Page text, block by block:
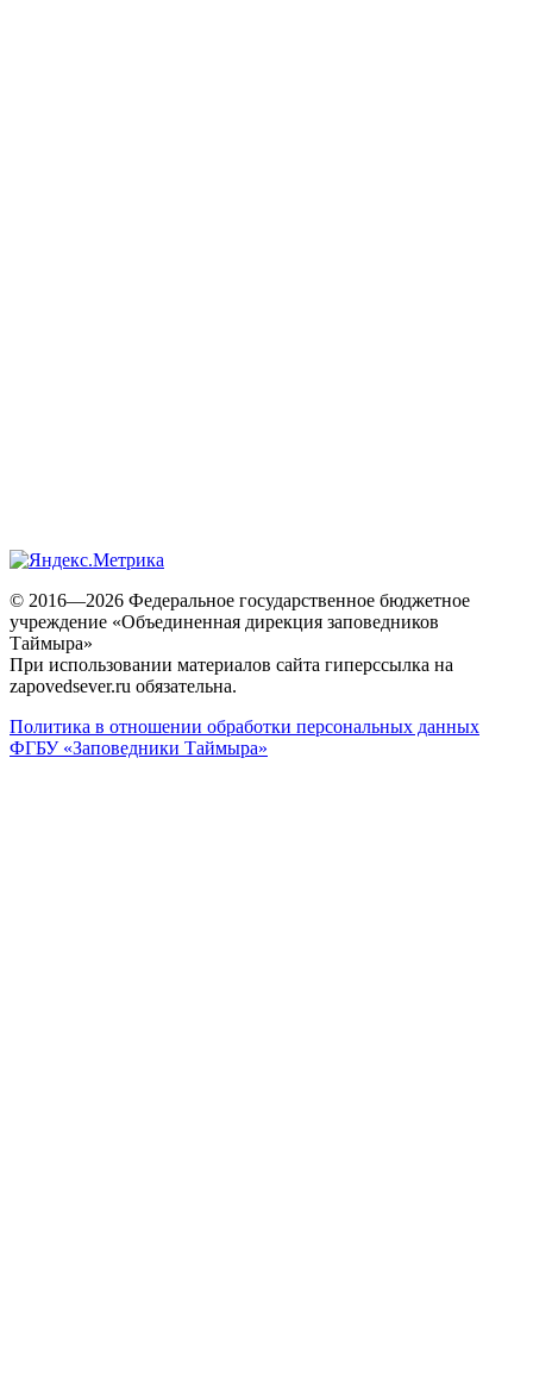
© 2016—2026 Федеральное государственное бюджетное
учреждение «Объединенная дирекция заповедников
Таймыра»
При использовании материалов сайта гиперссылка на
zapovedsever.ru обязательна.
Политика в отношении обработки персональных данных
ФГБУ «Заповедники Таймыра»